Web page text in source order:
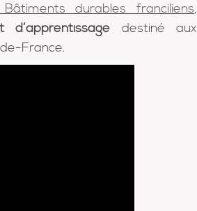
durables franciliens,
d’apprentissage destiné aux
France.